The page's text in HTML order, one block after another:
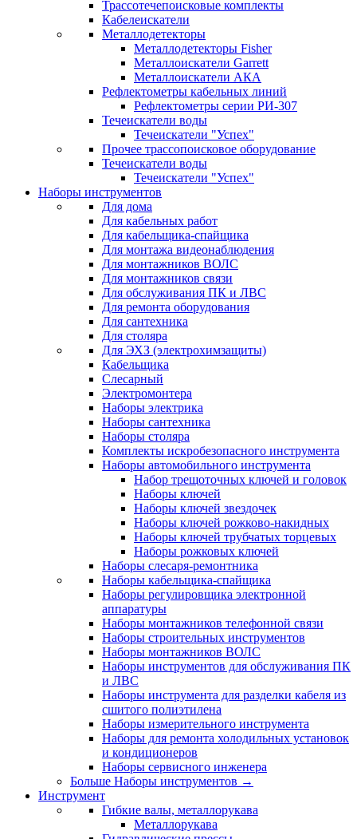
Трассотечепоисковые комплекты
Кабелеискатели
Металлодетекторы
Металлодетекторы Fisher
Металлоискатели Garrett
Металлоискатели АКА
Рефлектометры кабельных линий
Рефлектометры серии РИ-307
Течеискатели воды
Течеискатели "Успех"
Прочее трассопоисковое оборудование
Течеискатели воды
Течеискатели "Успех"
Наборы инструментов
Для дома
Для кабельных работ
Для кабельщика-спайщика
Для монтажа видеонаблюдения
Для монтажников ВОЛС
Для монтажников связи
Для обслуживания ПК и ЛВС
Для ремонта оборудования
Для сантехника
Для столяра
Для ЭХЗ (электрохимзащиты)
Кабельщика
Слесарный
Электромонтера
Наборы электрика
Наборы сантехника
Наборы столяра
Комплекты искробезопасного инструмента
Наборы автомобильного инструмента
Набор трещоточных ключей и головок
Наборы ключей
Наборы ключей звездочек
Наборы ключей рожково-накидных
Наборы ключей трубчатых торцевых
Наборы рожковых ключей
Наборы слесаря-ремонтника
Наборы кабельщика-спайщика
Наборы регулировщика электронной
аппаратуры
Наборы монтажников телефонной связи
Наборы строительных инструментов
Наборы монтажников ВОЛС
Наборы инструментов для обслуживания ПК
и ЛВС
Наборы инструмента для разделки кабеля из
сшитого полиэтилена
Наборы измерительного инструмента
Наборы для ремонта холодильных установок
и кондиционеров
Наборы сервисного инженера
Больше Наборы инструментов →
Инструмент
Гибкие валы, металлорукава
Металлорукава